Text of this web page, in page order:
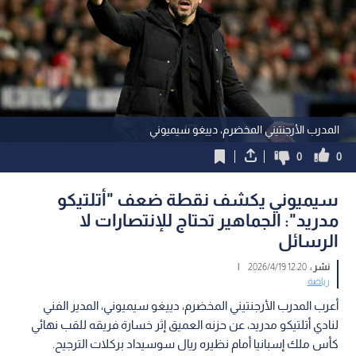
المدرب الأرجنتيني المخضرم، دييغو سيميوني
0
0
سيميوني يكشف نقطة ضعف "أتلتيكو
مدريد": الجماهير تحتاج للإنتصارات لا
الرسائل
نشر :12:20 2026/4/19
|
رياضة
أعرب المدرب الأرجنتيني المخضرم، دييغو سيميوني، المدير الفني
لنادي أتلتيكو مدريد، عن حزنه العميق إثر خسارة فريقه للقب نهائي
كأس ملك إسبانيا أمام نظيره ريال سوسيداد بركلات الترجيح.